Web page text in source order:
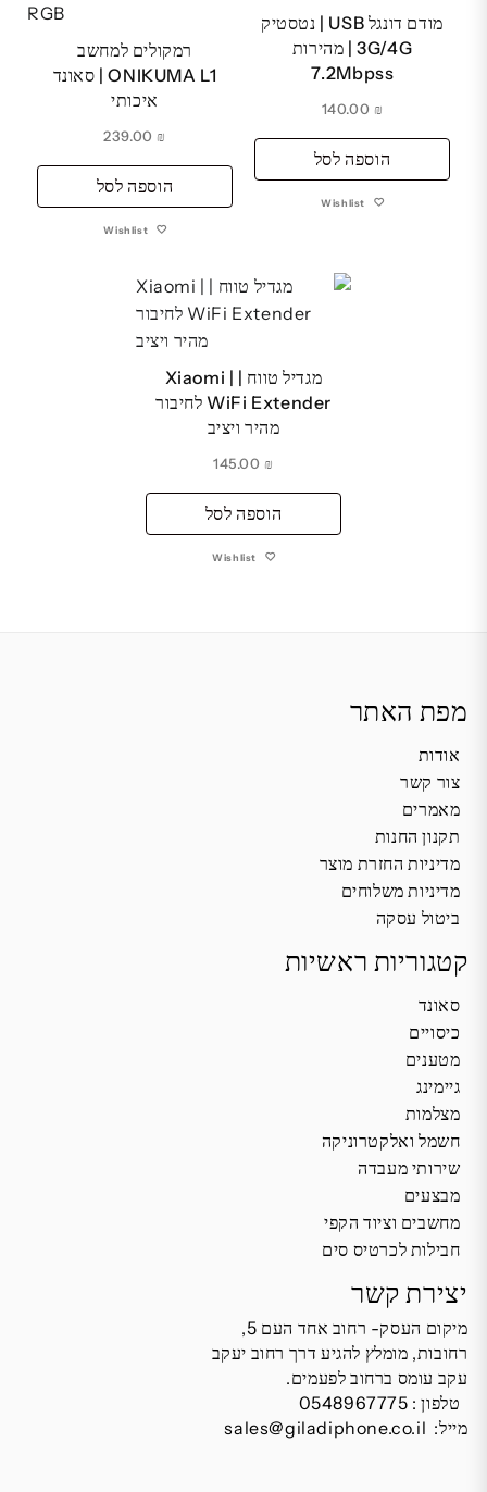
מודם דונגל USB | נטסטיק
3G/4G | מהירות
7.2Mbpss
₪
הוספה לסל
Wishlist
רמקולים למחשב
ONIKUMA L1 | סאונד
איכותי
₪
הוספה לסל
Wishlist
מגדיל טווח | Xiaomi |
WiFi Extender לחיבור
מהיר ויציב
₪
הוספה לסל
Wishlist
מפת האתר
אודות
צור קשר
מאמרים
תקנון החנות
מדיניות החזרת מוצר
מדיניות משלוחים
ביטול עסקה
קטגוריות ראשיות
סאונד
כיסויים
מטענים
גיימינג
מצלמות
חשמל ואלקטרוניקה
שירותי מעבדה
מבצעים
מחשבים וציוד הקפי
חבילות לכרטיס סים
יצירת קשר
מיקום העסק- רחוב אחד העם 5,
רחובות, מומלץ להגיע דרך רחוב יעקב
עקב עומס ברחוב לפעמים.
טלפון : 0548967775
מייל: sales@giladiphone.co.il